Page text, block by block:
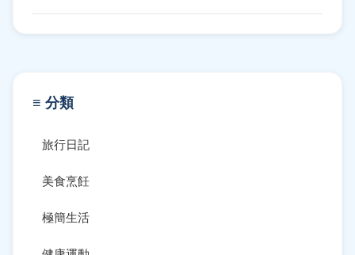
≡ 分類
旅行日記
美食烹飪
極簡生活